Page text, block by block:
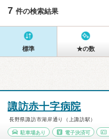
7 件の検索結果
標準 ★の数
諏訪赤十字病院
長野県諏訪市湖岸通り（上諏訪駅）
駐車場あり 電子決済可